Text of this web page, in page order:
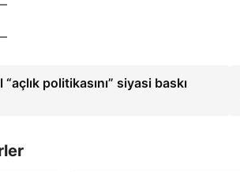
politikasını” siyasi baskı